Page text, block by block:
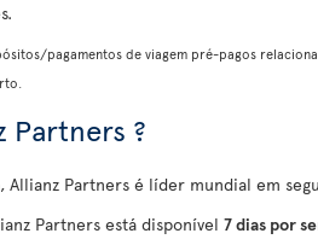
pagamentos de viagem pré-pagos
Partners ?
, Allianz Partners é líder mundial em
Partners está disponível 7 dias por